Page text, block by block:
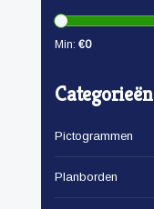
Min: €0
Categorieën
Pictogrammen
Planborden